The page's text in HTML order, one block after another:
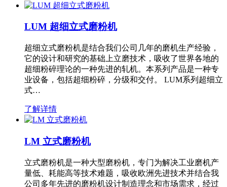
LUM 超细立式磨粉机
超细立式磨粉机是结合我们公司几年的磨机生产经验，
它的设计和研究的基础上立磨技术，吸收了世界各地的
超细粉碎理论的一种先进的轧机。本系列产品是一种专
业设备，包括超细粉碎，分级和交付。 LUM系列超细立
式…
了解详情
LM 立式磨粉机
立式磨粉机是一种大型磨粉机，专门为解决工业磨机产
量低、耗能高等技术难题，吸收欧洲先进技术并结合我
公司多年先进的磨粉机设计制造理念和市场需求，经过